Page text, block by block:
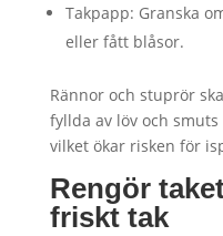
Takpapp: Granska
eller fått blåsor.
Rännor och stuprör
fyllda av löv och
vilket ökar risken för
Rengör
friskt tak